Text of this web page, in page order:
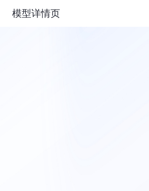
模型详情页